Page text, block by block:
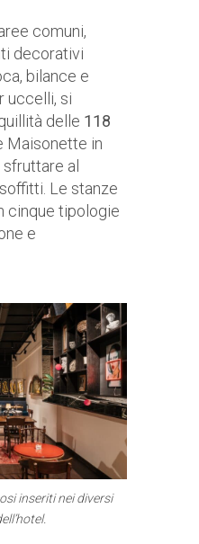
comuni,
decorativi
bilance e
uccelli, si
delle 118
Maisonette in
al
Le stanze
cinque tipologie
e
inseriti nei diversi